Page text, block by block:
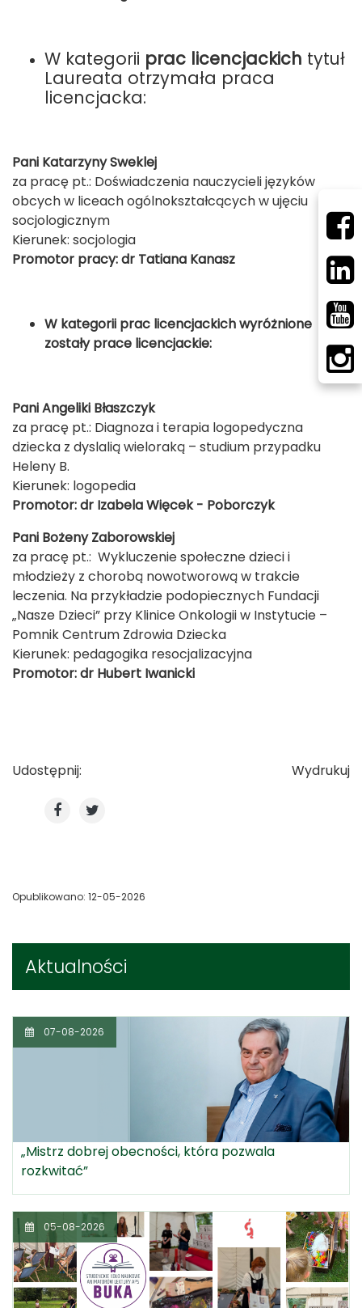
Aktualności
07-08-2026
„Mistrz dobrej obecności, która pozwala
rozkwitać”
05-08-2026
W kategorii prac licencjackich tytuł
Laureata otrzymała praca
licencjacka:
Pani Katarzyny Sweklej
za pracę pt.: Doświadczenia nauczycieli języków
obcych w liceach ogólnokształcących w ujęciu
socjologicznym
Kierunek: socjologia
Promotor pracy: dr Tatiana Kanasz
W kategorii prac licencjackich wyróżnione
zostały prace licencjackie:
Pani Angeliki Błaszczyk
za pracę pt.: Diagnoza i terapia logopedyczna
dziecka z dyslalią wieloraką – studium przypadku
Heleny B.
Kierunek: logopedia
Promotor: dr Izabela Więcek - Poborczyk
Pani Bożeny Zaborowskiej
za pracę pt.: Wykluczenie społeczne dzieci i
młodzieży z chorobą nowotworową w trakcie
leczenia. Na przykładzie podopiecznych Fundacji
„Nasze Dzieci” przy Klinice Onkologii w Instytucie –
Pomnik Centrum Zdrowia Dziecka
Kierunek: pedagogika resocjalizacyjna
Promotor: dr Hubert Iwanicki
Udostępnij: Wydrukuj
Opublikowano: 12-05-2026